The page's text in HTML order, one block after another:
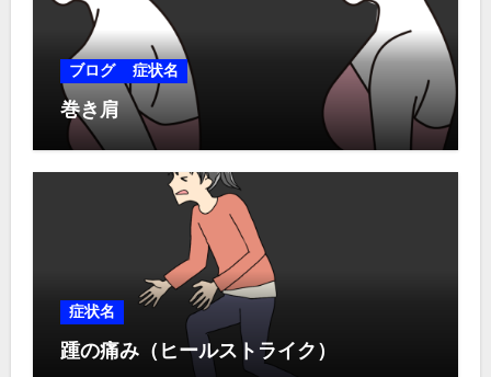
ブログ 症状名
巻き肩
症状名
踵の痛み（ヒールストライク）